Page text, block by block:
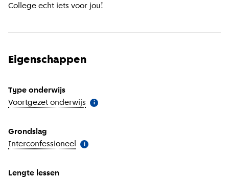
College echt iets voor jou!
Eigenschappen
Type onderwijs
Voortgezet onderwijs Meer informatie
i
Grondslag
Interconfessioneel
Meer informatie
i
Lengte lessen